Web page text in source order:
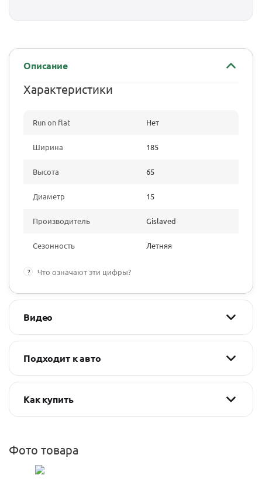
Описание
Характеристики
Run on flat Нет
Ширина 185
Высота 65
Диаметр 15
Производитель Gislaved
Сезонность Летняя
? Что означают эти цифры?
Видео
Подходит к авто
Как купить
Фото товара